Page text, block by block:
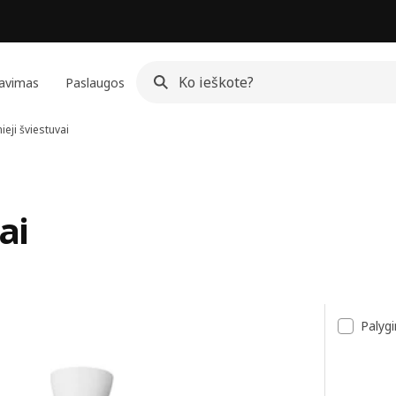
Paslaugos
šviestuvai